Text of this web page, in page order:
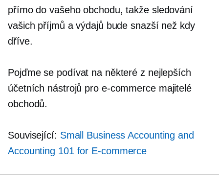
přímo do vašeho obchodu, takže sledování
vašich příjmů a výdajů bude snazší než kdy
dříve.
Pojďme se podívat na některé z nejlepších
účetních nástrojů pro e-commercemajitelé
obchodů.
Související: Small Business Accounting and
Accounting 101 for E-commerce